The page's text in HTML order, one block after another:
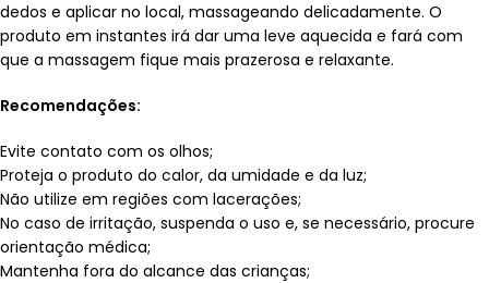
dedos e aplicar no local, massageando delicadamente. O
produto em instantes irá dar uma leve aquecida e fará com
que a massagem fique mais prazerosa e relaxante.
Recomendações:
Evite contato com os olhos;
Proteja o produto do calor, da umidade e da luz;
Não utilize em regiões com lacerações;
No caso de irritação, suspenda o uso e, se necessário, procure
orientação médica;
Mantenha fora do alcance das crianças;